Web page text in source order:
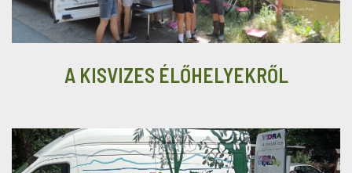
A KISVIZES ÉLŐHELYEKRŐL